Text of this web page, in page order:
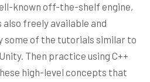
known off-the-shelf engine,
also freely available and
some of the tutorials similar to
Then practice using C++
high-level concepts that